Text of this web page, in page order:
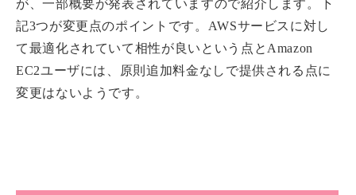
が、一部概要が発表されていますので紹介します。下
記3つが変更点のポイントです。AWSサービスに対し
て最適化されていて相性が良いという点とAmazon
EC2ユーザには、原則追加料金なしで提供される点に
変更はないようです。